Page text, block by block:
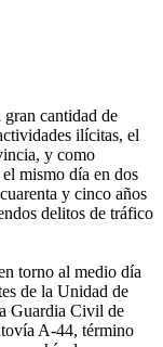
cantidad de
ilícitas, el
y como
mismo día en dos
y cinco años
delitos de tráfico
torno al medio día
de la Unidad de
Guardia Civil de
A-44, término